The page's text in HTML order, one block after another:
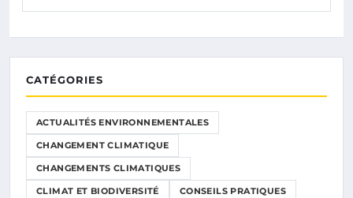
CATÉGORIES
ACTUALITÉS ENVIRONNEMENTALES
CHANGEMENT CLIMATIQUE
CHANGEMENTS CLIMATIQUES
CLIMAT ET BIODIVERSITÉ CONSEILS PRATIQUES